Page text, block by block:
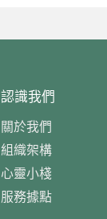
認識我們
關於我們
組織架構
心靈小棧
服務據點